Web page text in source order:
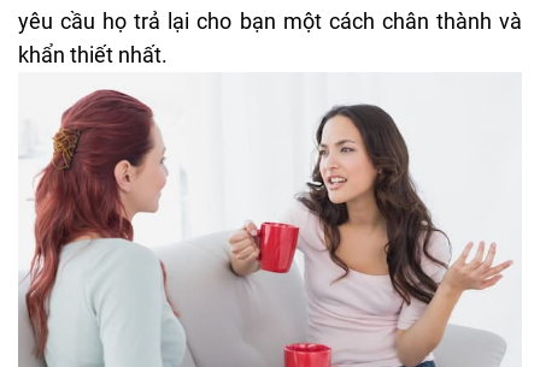
yêu cầu họ trả lại cho bạn một cách chân thành và
khẩn thiết nhất.